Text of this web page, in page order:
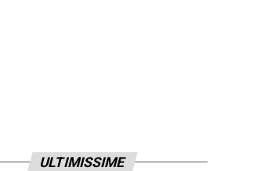
ULTIMISSIME